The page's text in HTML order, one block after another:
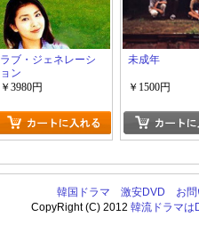
ラブ・ジェネレーシ
ョン
￥3980円
未成年
￥1500円
韓国ドラマ 激安DVD
お
CopyRight (C) 2012韓流ドラマは